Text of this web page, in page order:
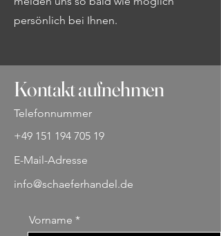
persönlich bei Ihnen.
Kontakt aufnehmen
Telefonnummer
+49 151 194 705 19
E-Mail-Adresse
info@schaeferhandel.de
Vorname